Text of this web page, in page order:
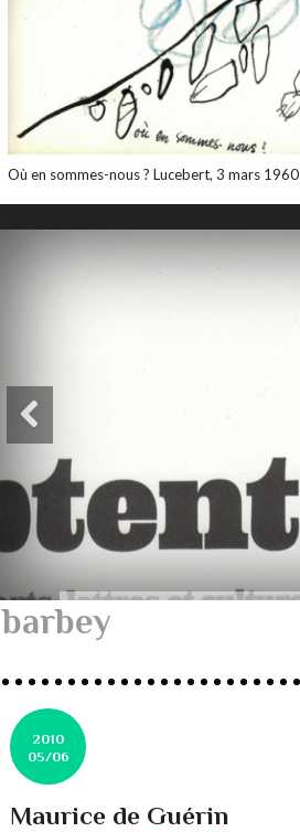
Où en sommes-nous ? Lucebert, 3 mars 1960
barbey
2010
05/06
Maurice de Guérin